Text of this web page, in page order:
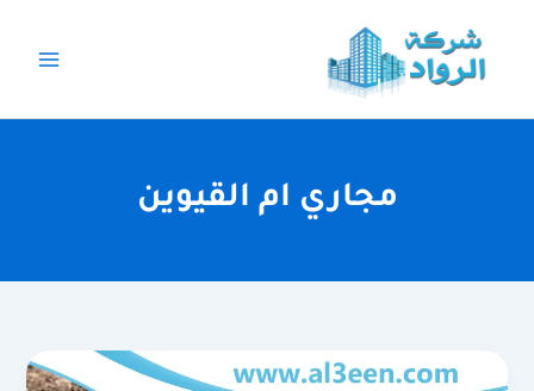
المحتوى
مجاري ام القيوين